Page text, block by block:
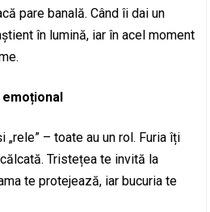
pare banală. Când îi dai un
în lumină, iar în acel moment
„rele” – toate au un rol. Furia îți
Tristețea te invită la
te protejează, iar bucuria te